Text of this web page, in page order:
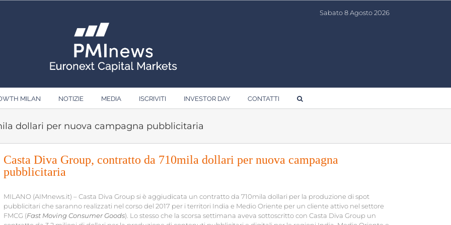
Sabato 8 Agosto 2026
MILAN NOTIZIE MEDIA ISCRIVITI INVESTOR DAY CONTATTI
dollari per nuova campagna pubblicitaria
Casta Diva Group, contratto da 710mila dollari per nuova campagna
pubblicitaria
MILANO (AIMnews.it) – Casta Diva Group si è aggiudicata un contratto da 710mila dollari per la produzione di spot
pubblicitari che saranno realizzati nel corso del 2017 per i territori India e Medio Oriente per un cliente attivo nel settore
FMCG (Fast Moving Consumer Goods). Lo stesso che la scorsa settimana aveva sottoscritto con Casta Diva Group un